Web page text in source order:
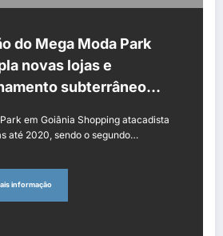
do Mega Moda Park
novas lojas e
subterrâneo
em Goiânia Shopping atacadista
até 2020, sendo o segundo…
informação